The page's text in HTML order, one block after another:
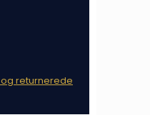
returnerede